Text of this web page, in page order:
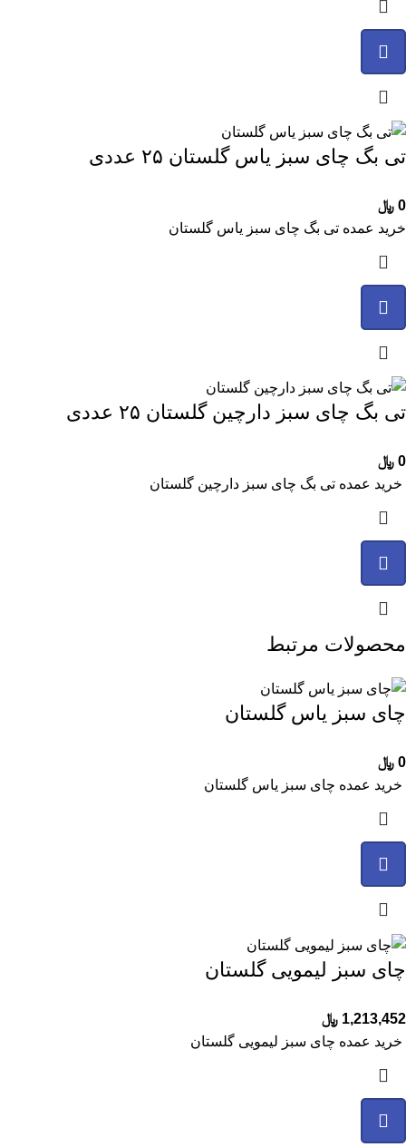
تی بگ چای سبز یاس گلستان ۲۵ عددی
0 ﷼
خرید عمده تی بگ چای سبز یاس گلستان
تی بگ چای سبز دارچین گلستان ۲۵ عددی
0 ﷼
خرید عمده تی بگ چای سبز دارچین گلستان
محصولات مرتبط
چای سبز یاس گلستان
0 ﷼
خرید عمده چای سبز یاس گلستان
چای سبز لیمویی گلستان
1,213,452 ﷼
خرید عمده چای سبز لیمویی گلستان